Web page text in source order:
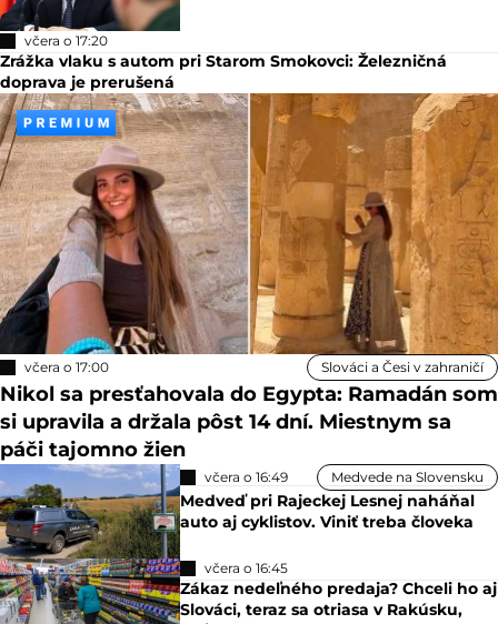
včera o 17:20
Zrážka vlaku s autom pri Starom Smokovci: Železničná
doprava je prerušená
včera o 17:00 Slováci a Česi v zahraničí
Nikol sa presťahovala do Egypta: Ramadán som
si upravila a držala pôst 14 dní. Miestnym sa
páči tajomno žien
včera o 16:49 Medvede na Slovensku
Medveď pri Rajeckej Lesnej naháňal
auto aj cyklistov. Viniť treba človeka
včera o 16:45
Zákaz nedeľného predaja? Chceli ho aj
Slováci, teraz sa otriasa v Rakúsku,